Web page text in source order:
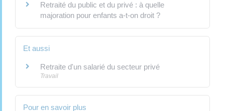
Retraité du public et du privé : à quelle
majoration pour enfants a-t-on droit ?
Et aussi
Retraite d'un salarié du secteur privé
Travail
Pour en savoir plus